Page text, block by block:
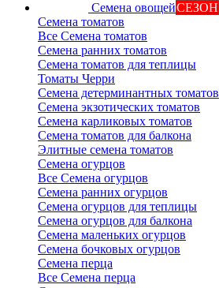
Семена овощейСЕЗОН
Семена томатов
Все Семена томатов
Семена ранних томатов
Семена томатов для теплицы
Томаты Черри
Семена детерминантных томатов
Семена экзотических томатов
Семена карликовых томатов
Семена томатов для балкона
Элитные семена томатов
Семена огурцов
Все Семена огурцов
Семена ранних огурцов
Семена огурцов для теплицы
Семена огурцов для балкона
Семена маленьких огурцов
Семена бочковых огурцов
Семена перца
Все Семена перца